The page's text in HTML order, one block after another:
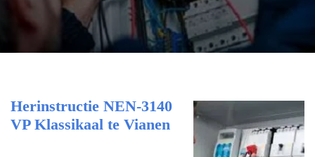
Herinstructie NEN-3140
VP Klassikaal te Vianen